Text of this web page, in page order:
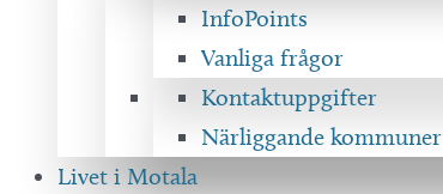
InfoPoints
Vanliga frågor
Kontaktuppgifter
Närliggande kommuner
Livet i Motala